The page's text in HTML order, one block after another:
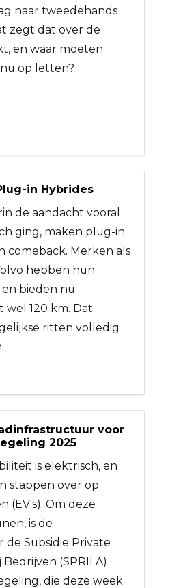
naar tweedehands
zegt dat over de
en waar moeten
op letten?
in Hybrides
de aandacht vooral
ging, maken plug-in
comeback. Merken als
hebben hun
bieden nu
wel 120 km. Dat
ritten volledig
voor
2025
is elektrisch, en
stappen over op
(EV's). Om deze
is de
de Subsidie Private
(SPRILA)
die deze week